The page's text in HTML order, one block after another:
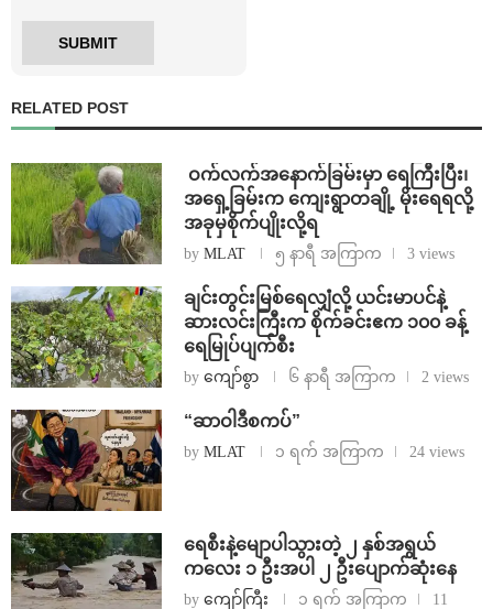
RELATED POST
⁩ ⁨ဝက်လက်အနောက်ခြမ်းမှာ ရေကြီးပြီး၊
အရှေ့ခြမ်းက ကျေးရွာတချို့ မိုးရေရလို့
အခုမှစိုက်ပျိုးလို့ရ
by MLAT ၅ နာရီ အကြာက 3 views
ချင်းတွင်းမြစ်ရေလျှံလို့ ယင်းမာပင်နဲ့
ဆားလင်းကြီးက စိုက်ခင်းဧက ၁၀၀ ခန့်
ရေမြုပ်ပျက်စီး
by ကျော်စွာ ၆ နာရီ အကြာက 2 views
“ဆာဝါဒီစကပ်”
by MLAT ၁ ရက် အကြာက 24 views
ရေစီးနဲ့မျောပါသွားတဲ့ ၂ နှစ်အရွယ်
ကလေး ၁ ဦးအပါ ၂ ဦးပျောက်ဆုံးနေ
by ကျော်ကြီး ၁ ရက် အကြာက
11